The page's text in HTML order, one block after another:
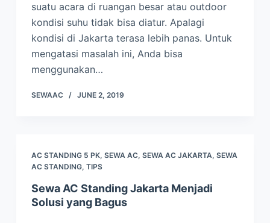
suatu acara di ruangan besar atau outdoor
kondisi suhu tidak bisa diatur. Apalagi
kondisi di Jakarta terasa lebih panas. Untuk
mengatasi masalah ini, Anda bisa
menggunakan…
SEWAAC JUNE 2, 2019
AC STANDING 5 PK, SEWA AC, SEWA AC JAKARTA, SEWA
AC STANDING, TIPS
Sewa AC Standing Jakarta Menjadi
Solusi yang Bagus